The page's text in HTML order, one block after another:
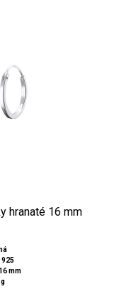
hranaté 16 mm
925
mm